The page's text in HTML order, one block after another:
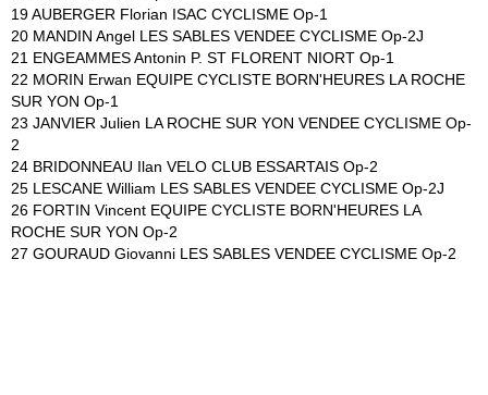
19 AUBERGER Florian ISAC CYCLISME Op-1
20 MANDIN Angel LES SABLES VENDEE CYCLISME Op-2J
21 ENGEAMMES Antonin P. ST FLORENT NIORT Op-1
22 MORIN Erwan EQUIPE CYCLISTE BORN'HEURES LA ROCHE
SUR YON Op-1
23 JANVIER Julien LA ROCHE SUR YON VENDEE CYCLISME Op-
2
24 BRIDONNEAU Ilan VELO CLUB ESSARTAIS Op-2
25 LESCANE William LES SABLES VENDEE CYCLISME Op-2J
26 FORTIN Vincent EQUIPE CYCLISTE BORN'HEURES LA
ROCHE SUR YON Op-2
27 GOURAUD Giovanni LES SABLES VENDEE CYCLISME Op-2